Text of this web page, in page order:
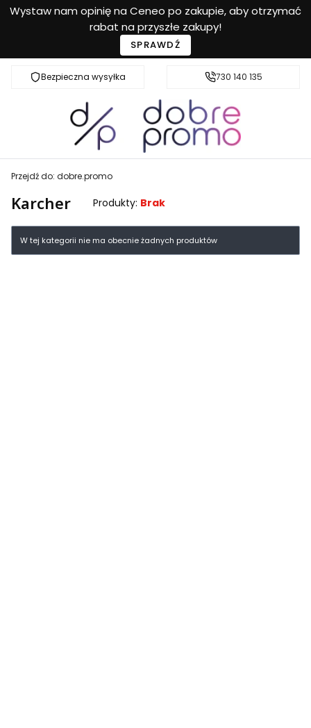
Wystaw nam opinię na Ceneo po zakupie, aby otrzymać
rabat na przyszłe zakupy!
SPRAWDŹ
Bezpieczna wysyłka Przyjazna pomoc
730 140 135
Przejdź do: dobre.promo
Karcher Produkty: Brak
W tej kategorii nie ma obecnie żadnych produktów